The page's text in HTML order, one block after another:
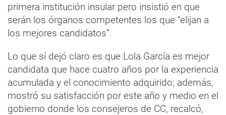
primera institución insular pero insistió en que
serán los órganos competentes los que “elijan a
los mejores candidatos”.
Lo que sí dejó claro es que Lola García es mejor
candidata que hace cuatro años por la experiencia
acumulada y el conocimiento adquirido; además,
mostró su satisfacción por este año y medio en el
gobierno donde los consejeros de CC, recalcó,